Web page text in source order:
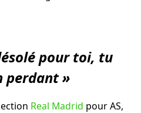
pour toi, tu
perdant »
Real Madrid pour AS,